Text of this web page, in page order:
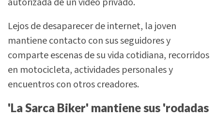
Lejos de desaparecer de internet, la joven
mantiene contacto con sus seguidores y
comparte escenas de su vida cotidiana, recorridos
en motocicleta, actividades personales y
encuentros con otros creadores.
'La Sarca Biker' mantiene sus 'rodadas